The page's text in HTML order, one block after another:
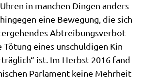
in man­chen Din­gen anders
eine Bewe­gung, die sich
Abtrei­bungs­ver­bot
Tötung eines unschul­di­gen Kin­
ist. Im Herbst 2016 fand
Par­la­ment kei­ne Mehr­heit